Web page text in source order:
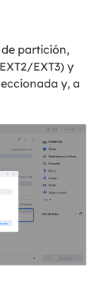
partición,
EXT3) y
y, a